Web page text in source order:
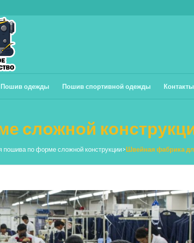
Пошив одежды Пошив спортивной одежды Контакты
сложной
по форме сложной конструкции>Швейная фабрика